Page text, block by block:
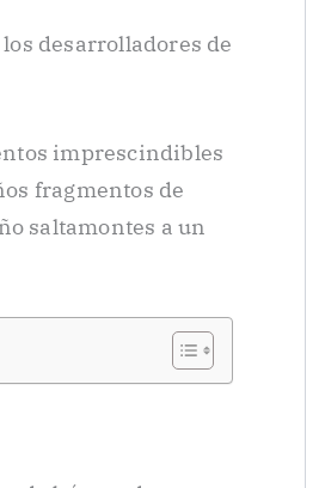
desarrolladores de
imprescindibles
fragmentos de
saltamontes a un